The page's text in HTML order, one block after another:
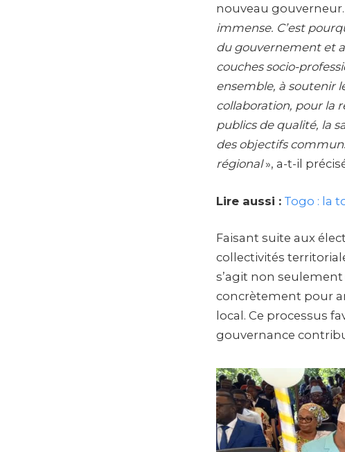
nouveau gouverneur.
immense. C’est
du gouvernement et
couches socio-
ensemble, à soutenir
collaboration, pour la
publics de qualité, la
des objectifs
régional», a-t-il
Lire aussi : Togo : la
Faisant suite aux
collectivités
s’agit non
concrètement pour
local. Ce processus
gouvernance